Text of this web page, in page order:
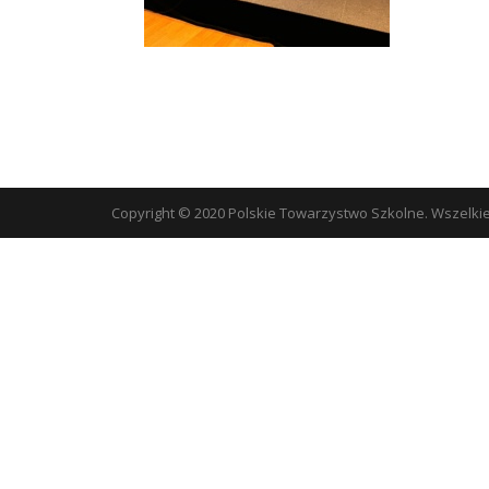
Copyright © 2020 Polskie Towarzystwo Szkolne.